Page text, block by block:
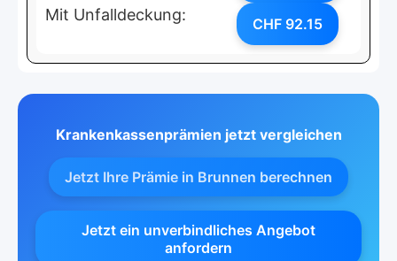
Mit Unfalldeckung: CHF 92.15
Krankenkassenprämien jetzt vergleichen
Jetzt Ihre Prämie in Brunnen berechnen
Jetzt ein unverbindliches Angebot
anfordern